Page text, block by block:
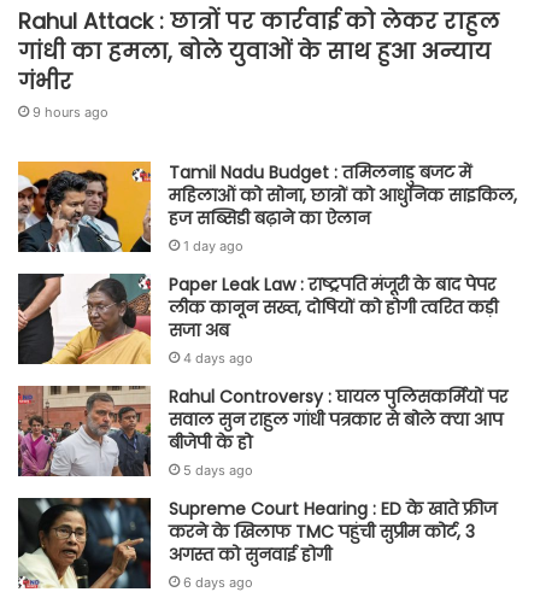
Rahul Attack : छात्रों पर कार्रवाई को लेकर राहुल
गांधी का हमला, बोले युवाओं के साथ हुआ अन्याय
गंभीर
9 hours ago
Tamil Nadu Budget : तमिलनाडु बजट में
महिलाओं को सोना, छात्रों को आधुनिक साइकिल,
हज सब्सिडी बढ़ाने का ऐलान
1 day ago
Paper Leak Law : राष्ट्रपति मंजूरी के बाद पेपर
लीक कानून सख्त, दोषियों को होगी त्वरित कड़ी
सजा अब
4 days ago
Rahul Controversy : घायल पुलिसकर्मियों पर
सवाल सुन राहुल गांधी पत्रकार से बोले क्या आप
बीजेपी के हो
5 days ago
Supreme Court Hearing : ED के खाते फ्रीज
करने के खिलाफ TMC पहुंची सुप्रीम कोर्ट, 3
अगस्त को सुनवाई होगी
6 days ago